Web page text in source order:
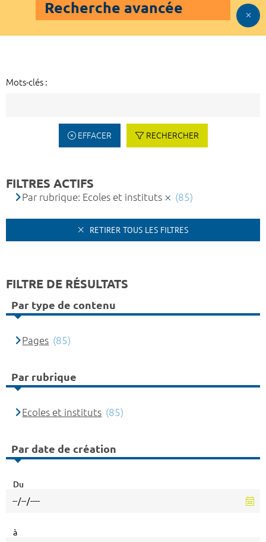
Recherche avancée
Mots-clés :
EFFACER RECHERCHER
FILTRES ACTIFS
Par rubrique: Ecoles et instituts (85)
RETIRER TOUS LES FILTRES
FILTRE DE RÉSULTATS
Par type de contenu
Pages (85)
Par rubrique
Ecoles et instituts (85)
Par date de création
Du
à